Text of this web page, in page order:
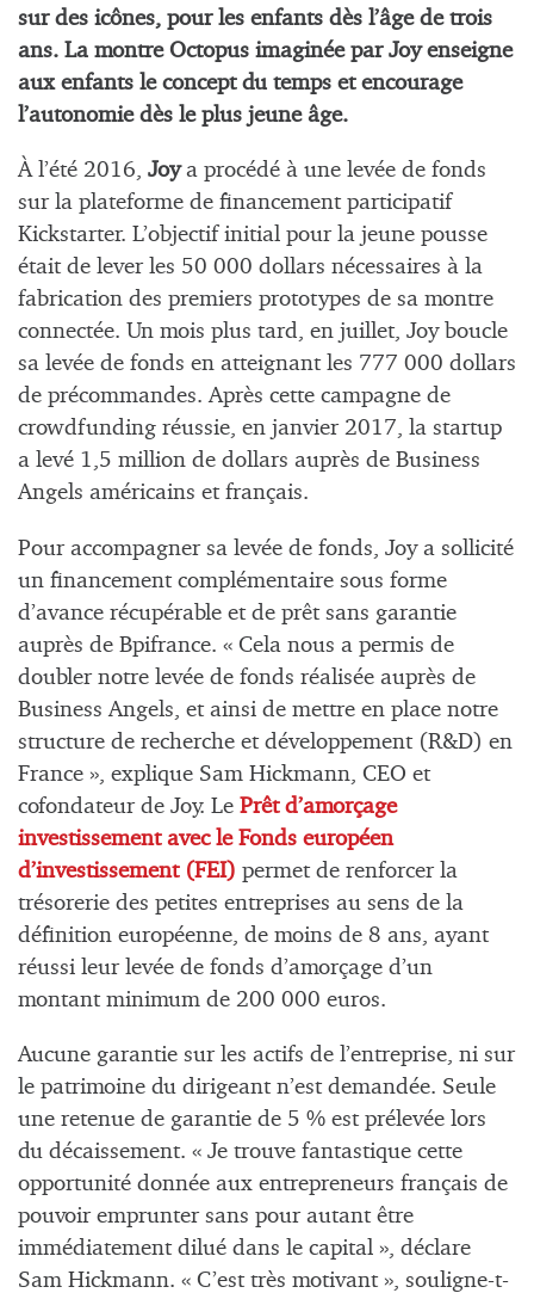
sur des icônes, pour les enfants dès l’âge de trois
ans. La montre Octopus imaginée par Joy enseigne
aux enfants le concept du temps et encourage
l’autonomie dès le plus jeune âge.
À l’été 2016, Joya procédé à une levée de fonds
sur la plateforme de financement participatif
Kickstarter. L’objectif initial pour la jeune pousse
était de lever les 50 000 dollars nécessaires à la
fabrication des premiers prototypes de sa montre
connectée. Un mois plus tard, en juillet, Joy boucle
sa levée de fonds en atteignant les 777 000 dollars
de précommandes. Après cette campagne de
crowdfunding réussie, en janvier 2017, la startup
a levé 1,5 million de dollars auprès de Business
Angels américains et français.
Pour accompagner sa levée de fonds, Joy a sollicité
un financement complémentaire sous forme
d’avance récupérable et de prêt sans garantie
auprès de Bpifrance. « Cela nous a permis de
doubler notre levée de fonds réalisée auprès de
Business Angels, et ainsi de mettre en place notre
structure de recherche et développement (R&D) en
France », explique Sam Hickmann, CEO et
cofondateur de Joy. Le Prêt d’amorçage
investissement avec le Fonds européen
d’investissement (FEI) permet de renforcer la
trésorerie des petites entreprises au sens de la
définition européenne, de moins de 8 ans, ayant
réussi leur levée de fonds d’amorçage d’un
montant minimum de 200 000 euros.
Aucune garantie sur les actifs de l’entreprise, ni sur
le patrimoine du dirigeant n’est demandée. Seule
une retenue de garantie de 5 % est prélevée lors
du décaissement. « Je trouve fantastique cette
opportunité donnée aux entrepreneurs français de
pouvoir emprunter sans pour autant être
immédiatement dilué dans le capital », déclare
Sam Hickmann. « C’est très motivant », souligne-t-